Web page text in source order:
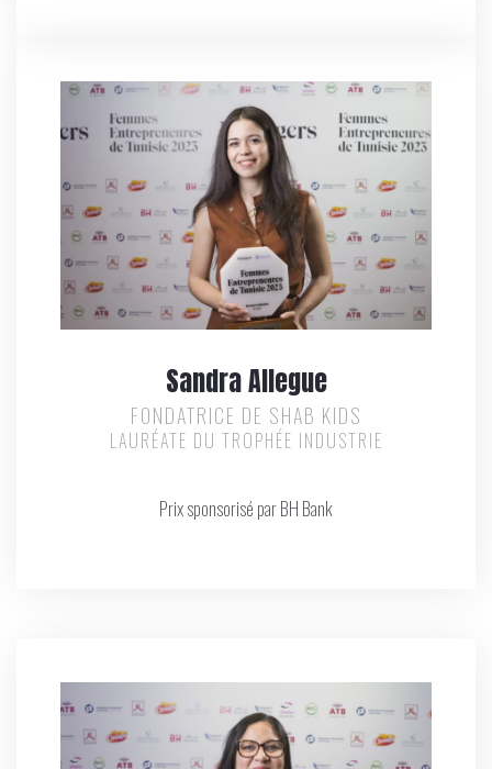
Sandra Allegue
FONDATRICE DE SHAB KIDS
LAURÉATE DU TROPHÉE INDUSTRIE
Prix sponsorisé par BH Bank